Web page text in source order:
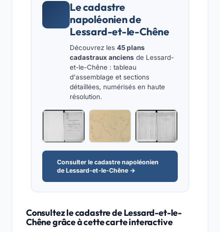
Le cadastre
napoléonien de
Lessard-et-le-Chêne
Découvrez les 45 plans
cadastraux anciens de Lessard-
et-le-Chêne : tableau
d'assemblage et sections
détaillées, numérisés en haute
résolution.
Consulter le cadastre napoléonien
de Lessard-et-le-Chêne →
Consultez le cadastre de Lessard-et-le-
Chêne grâce à cette carte interactive